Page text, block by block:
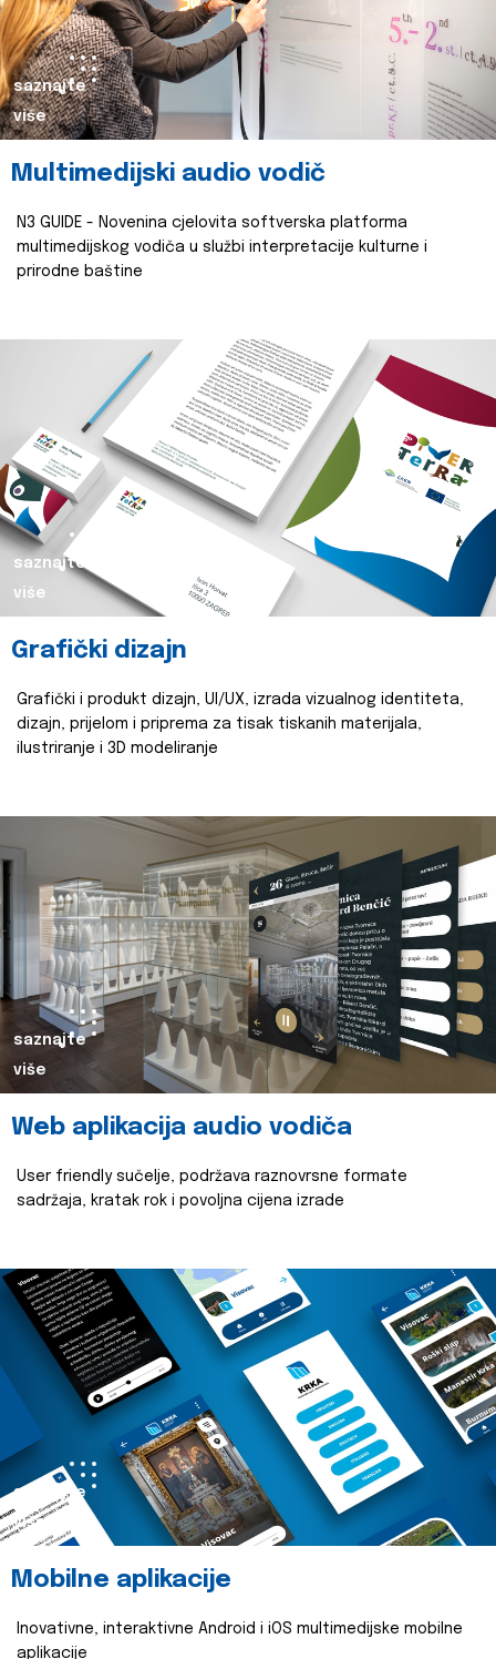
saznajte
više
Multimedijski audio vodič
N3 GUIDE - Novenina cjelovita softverska platforma
multimedijskog vodiča u službi interpretacije kulturne i
prirodne baštine
saznajte
više
Grafički dizajn
Grafički i produkt dizajn, UI/UX, izrada vizualnog identiteta,
dizajn, prijelom i priprema za tisak tiskanih materijala,
ilustriranje i 3D modeliranje
saznajte
više
Web aplikacija audio vodiča
User friendly sučelje, podržava raznovrsne formate
sadržaja, kratak rok i povoljna cijena izrade
saznajte
više
Mobilne aplikacije
Inovativne, interaktivne Android i iOS multimedijske mobilne
aplikacije